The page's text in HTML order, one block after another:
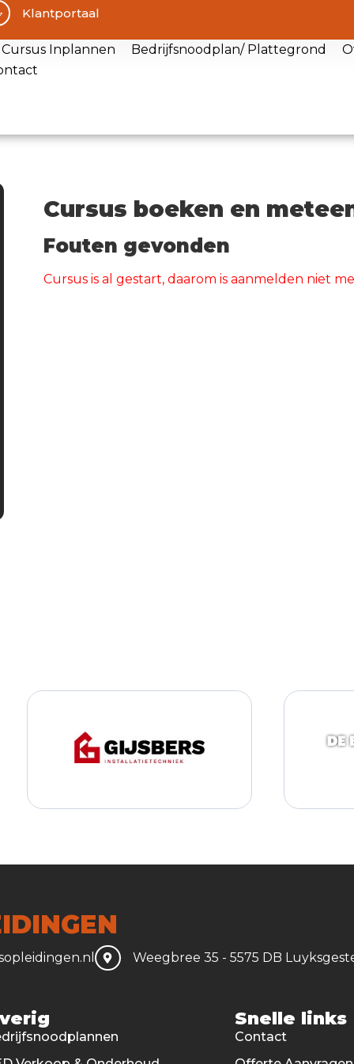
Klantportaal
Cursus Inplannen Bedrijfsnoodplan/ Plattegrond
Cursus boeken en
Fouten gevonden
Cursus is al gestart, daarom is aanmelden niet
Weegbree 35 - 5575 DB
Snelle links
Contact